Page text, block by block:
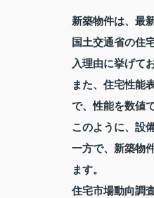
新築物件は、最
国土交通省の住
入理由に挙げて
また、住宅性能
で、性能を数値
このように、設
一方で、新築物
ます。
住宅市場動向調